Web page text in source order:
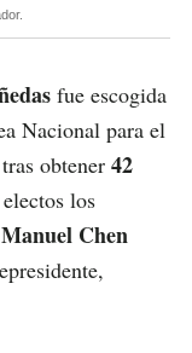
fue escogida
Nacional para el
obtener 42
los
Manuel Chen